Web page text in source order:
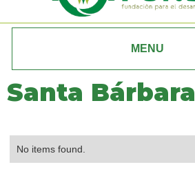
MENU
Santa Bárbara
No items found.